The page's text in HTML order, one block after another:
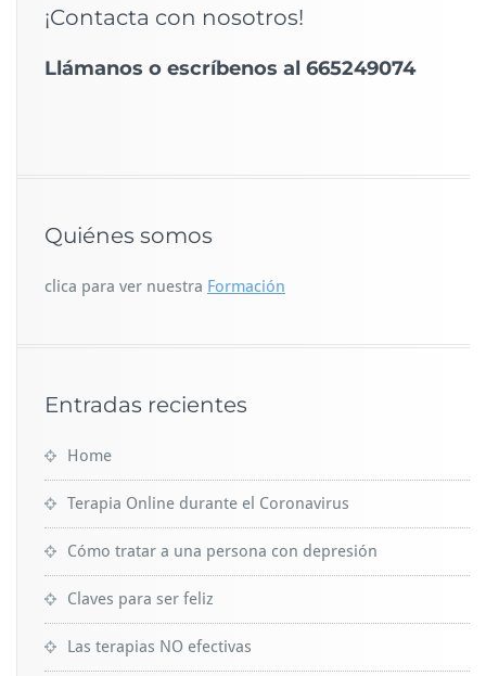
¡Contacta con nosotros!
Llámanos o escríbenos al 665249074
Quiénes somos
clica para ver nuestra Formación
Entradas recientes
Home
Terapia Online durante el Coronavirus
Cómo tratar a una persona con depresión
Claves para ser feliz
Las terapias NO efectivas